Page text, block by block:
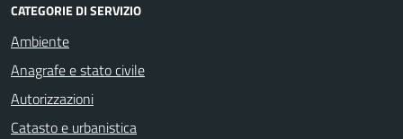
CATEGORIE DI SERVIZIO
Ambiente
Anagrafe e stato civile
Autorizzazioni
Catasto e urbanistica